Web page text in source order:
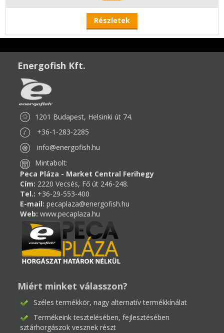
Részletek
Energofish Kft.
1201 Budapest, Helsinki út 74.
+36-1-283-2285
info@energofish.hu
Mintabolt:
Peca Pláza - Market Central Ferihegy
Cím: 2220 Vecsés, Fő út 246-248.
Tel.: +36-29-553-400
E-mail: pecaplaza@energofish.hu
Web: www.pecaplaza.hu
Miért minket válasszon?
Széles termékkör, nagy alternatív termékkínálat
Termékeink tesztelésében, fejlesztésében
sztárhorgászok vesznek részt